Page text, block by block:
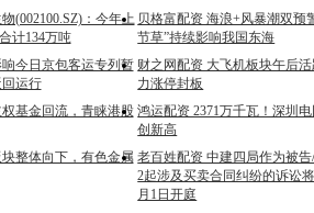
(002100.SZ)：今年上
计134万吨
贝格富配资 海浪+风暴潮双预
节草”持续影响我国东海
今日京包客运专列暂
运行
财之网配资 大飞机板块午后
力涨停封板
基金回流，青睐港股 鸿运配资 2371万千瓦！深圳
创新高
整体向下，有色金属 老百姓配资 中建四局作为被
2起涉及买卖合同纠纷的诉讼
月1日开庭